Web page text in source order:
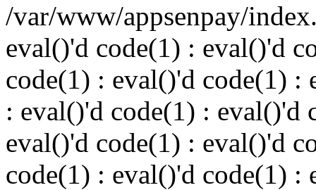
/var/www/appsenpay/
eval()'d code(1) : eval()'d
code(1) : eval()'d code(1) :
: eval()'d code(1) : eval()'d
eval()'d code(1) : eval()'d
code(1) : eval()'d code(1) :